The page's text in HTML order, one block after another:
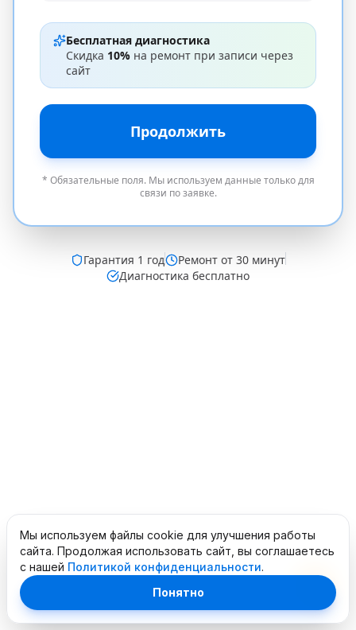
Бесплатная диагностика
Скидка 10% на ремонт при записи через
сайт
Продолжить
* Обязательные поля. Мы используем данные только для
связи по заявке.
Гарантия 1 год
Ремонт от 30 минут
Диагностика бесплатно
Мы используем файлы cookie для улучшения работы
сайта. Продолжая использовать сайт, вы соглашаетесь
с нашей Политикой конфиденциальности.
Понятно